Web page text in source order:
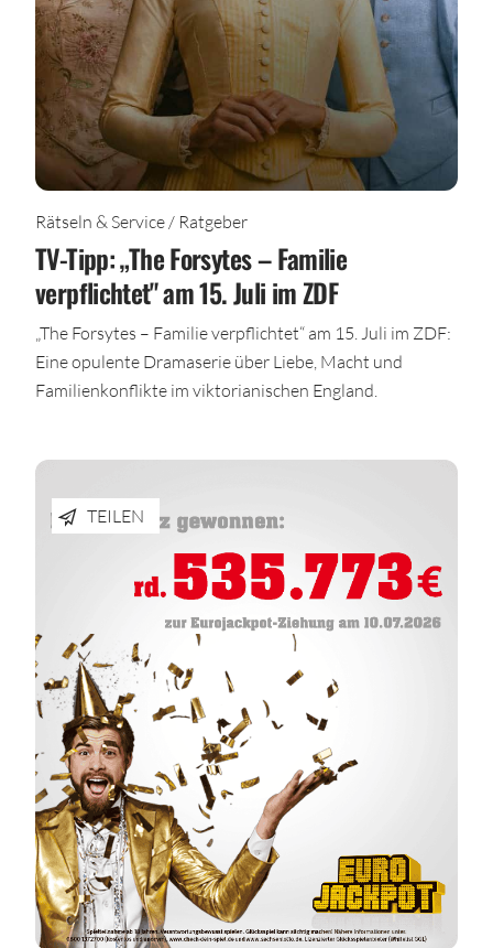
Rätseln & Service / Ratgeber
TV-Tipp: „The Forsytes – Familie
verpflichtet" am 15. Juli im ZDF
„The Forsytes – Familie verpflichtet“ am 15. Juli im ZDF:
Eine opulente Dramaserie über Liebe, Macht und
Familienkonflikte im viktorianischen England.
TEILEN